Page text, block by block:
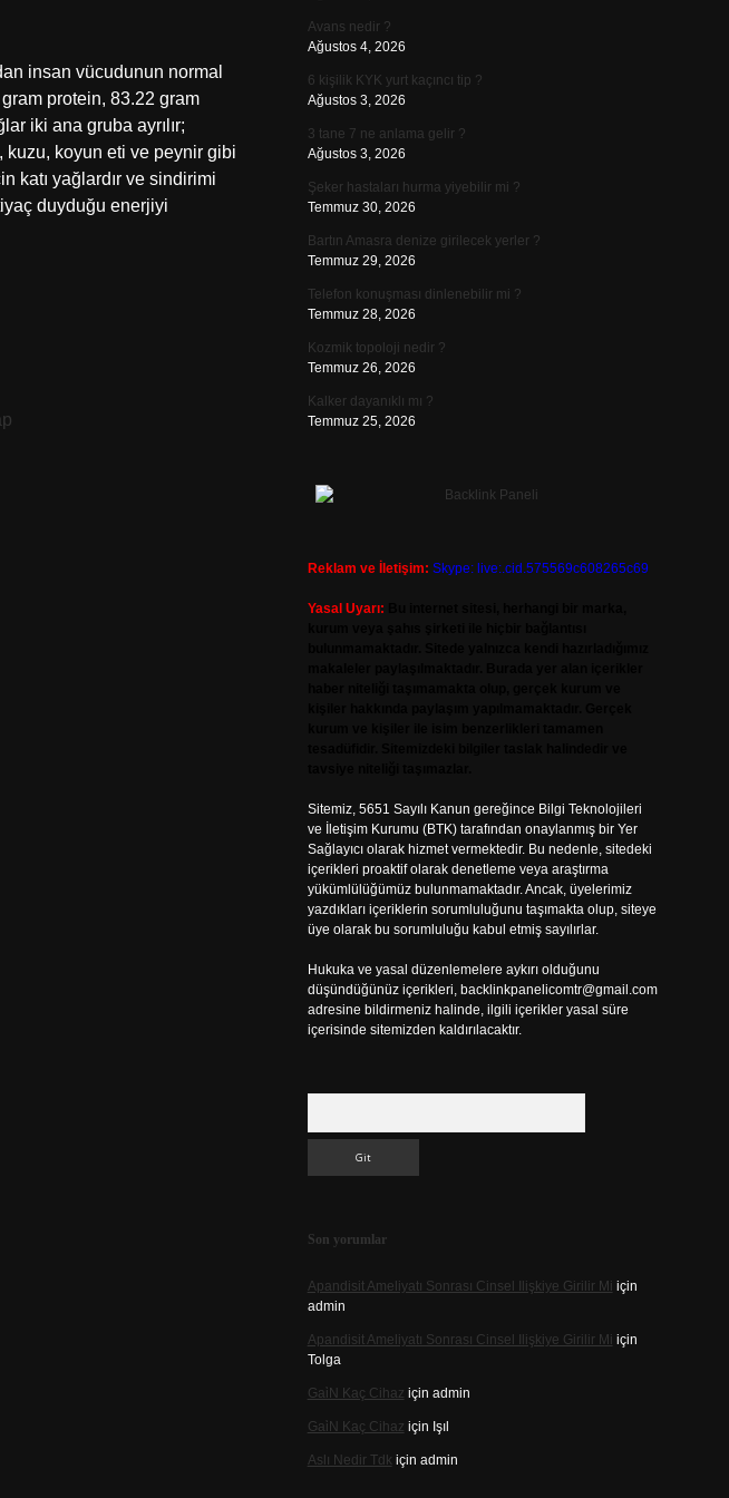
insan vücudunun normal
protein, 83.22 gram
iki ana gruba ayrılır;
kuzu, koyun eti ve peynir gibi
katı yağlardır ve sindirimi
duyduğu enerjiyi
Avans nedir ?
Ağustos 4, 2026
6 kişilik KYK yurt kaçıncı tip ?
Ağustos 3, 2026
3 tane 7 ne anlama gelir ?
Ağustos 3, 2026
Şeker hastaları hurma yiyebilir mi ?
Temmuz 30, 2026
Bartın Amasra denize girilecek yerler ?
Temmuz 29, 2026
Telefon konuşması dinlenebilir mi ?
Temmuz 28, 2026
Kozmik topoloji nedir ?
Temmuz 26, 2026
Kalker dayanıklı mı ?
Temmuz 25, 2026
Reklam ve İletişim: Skype: live:.cid.575569c608265c69
Yasal Uyarı:
Sitemiz, 5651 Sayılı Kanun gereğince Bilgi Teknolojileri
ve İletişim Kurumu (BTK) tarafından onaylanmış bir Yer
Sağlayıcı olarak hizmet vermektedir. Bu nedenle, sitedeki
içerikleri proaktif olarak denetleme veya araştırma
yükümlülüğümüz bulunmamaktadır. Ancak, üyelerimiz
yazdıkları içeriklerin sorumluluğunu taşımakta olup, siteye
üye olarak bu sorumluluğu kabul etmiş sayılırlar.
Hukuka ve yasal düzenlemelere aykırı olduğunu
düşündüğünüz içerikleri, backlinkpanelicomtr@gmail.com
adresine bildirmeniz halinde, ilgili içerikler yasal süre
içerisinde sitemizden kaldırılacaktır.
Son yorumlar
Apandisit Ameliyatı Sonrası Cinsel Ilişkiye Girilir Mi için
admin
Apandisit Ameliyatı Sonrası Cinsel Ilişkiye Girilir Mi için
Tolga
Gai̇N Kaç Cihaz için admin
Gai̇N Kaç Cihaz için Işıl
Aslı Nedir Tdk için admin